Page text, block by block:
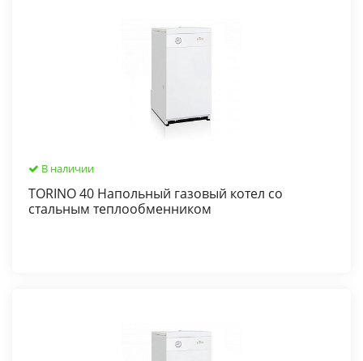
В наличии
TORINO 40 Напольный газовый котел со
стальным теплообменником